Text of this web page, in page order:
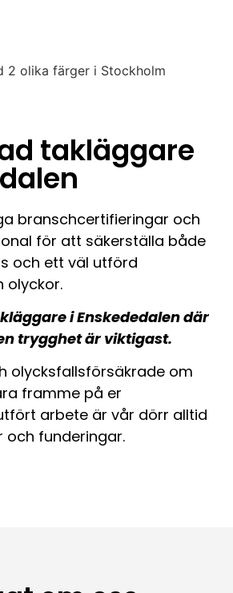
takläggare
branschcertifieringar och
för att säkerställa både
och ett väl utförd
olyckor.
i Enskededalen där
trygghet är viktigast.
olycksfallsförsäkrade om
framme på er
arbete är vår dörr alltid
funderingar.